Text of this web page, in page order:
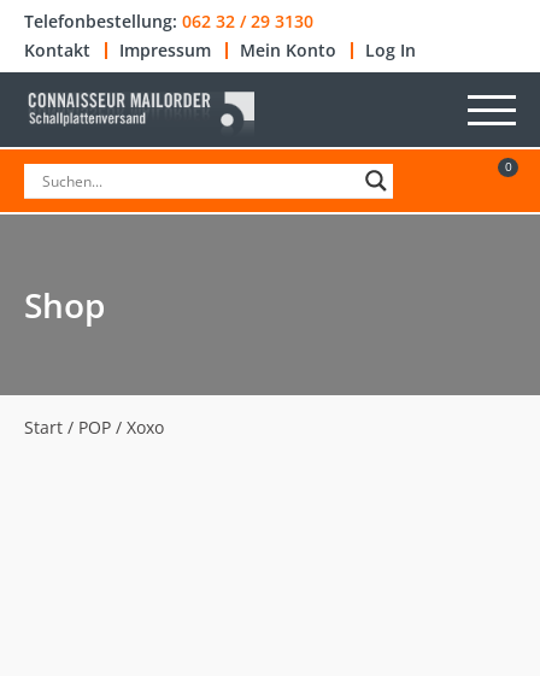
Telefonbestellung: 062 32 / 29 3130
Kontakt
Impressum Mein Konto Log In
0
Shop
Start / POP / Xoxo